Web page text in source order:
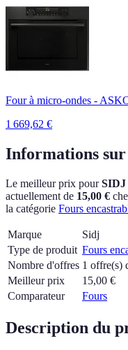
Four à micro-ondes -
1 669,62 €
Informations
Le meilleur prix pourSIDJ
actuellement de 15,00 €
la catégorie Fours
Marque
Sidj
Type de produit Fours
Nombre d'offres 1 offre(s)
Meilleur prix
15,00 €
Comparateur
Fours
Description du